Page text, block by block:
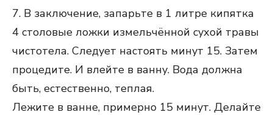
7. В заключение, запарьте в 1 литре кипятка
4 столовые ложки измельчённой сухой травы
чистотела. Следует настоять минут 15. Затем
процедите. И влейте в ванну. Вода должна
быть, естественно, теплая.
Лежите в ванне, примерно 15 минут. Делайте